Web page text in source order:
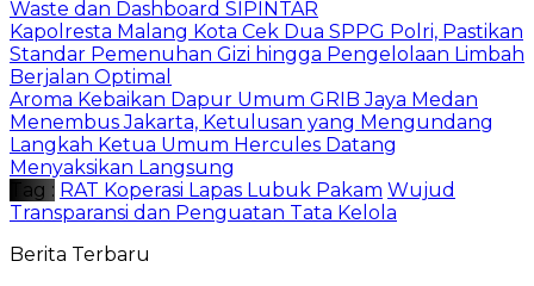
Waste dan Dashboard SIPINTAR
Kapolresta Malang Kota Cek Dua SPPG Polri, Pastikan
Standar Pemenuhan Gizi hingga Pengelolaan Limbah
Berjalan Optimal
Aroma Kebaikan Dapur Umum GRIB Jaya Medan
Menembus Jakarta, Ketulusan yang Mengundang
Langkah Ketua Umum Hercules Datang
Menyaksikan Langsung
Tag : RAT Koperasi Lapas Lubuk Pakam Wujud
Transparansi dan Penguatan Tata Kelola
Berita Terbaru